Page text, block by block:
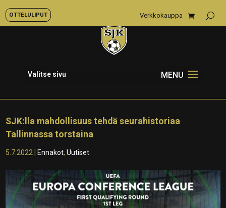
OTTELULIPUT Verkkokauppa
Valitse sivu
SJK:lla mahdollisuus tehdä seurahistoriaa
Tallinnassa torstaina
5.7.2022 Ennakot,Uutiset